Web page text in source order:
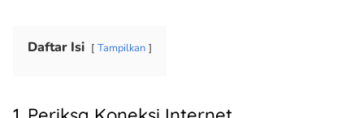
Daftar Isi Tampilkan